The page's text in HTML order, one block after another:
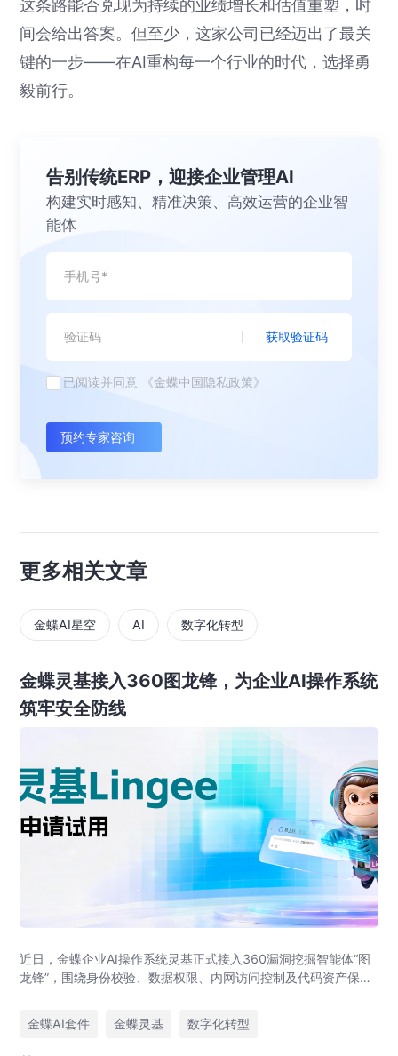
这条路能否兑现为持续的业绩增长和估值重塑，时
间会给出答案。但至少，这家公司已经迈出了最关
键的一步——在AI重构每一个行业的时代，选择勇
毅前行。
告别传统ERP，迎接企业管理AI
构建实时感知、精准决策、高效运营的企业智
能体
获取验证码
已阅读并同意 《金蝶中国隐私政策》
预约专家咨询
更多相关文章
金蝶AI星空 AI 数字化转型
金蝶灵基接入360图龙锋，为企业AI操作系统
筑牢安全防线
近日，金蝶企业AI操作系统灵基正式接入360漏洞挖掘智能体“图
龙锋”，围绕身份校验、数据权限、内网访问控制及代码资产保护
的安全底座，为企业客户更加安全地使用智能体提供保障。
金蝶AI套件 金蝶灵基 数字化转型